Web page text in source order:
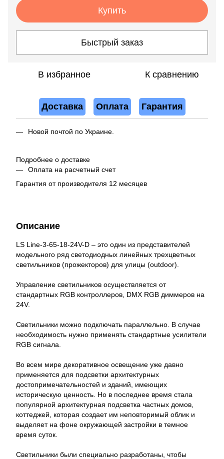
Купить
Быстрый заказ
В избранное К сравнению
Доставка Оплата Гарантия
Новой почтой по Украине.
Подробнее о доставке
Оплата на расчетный счет
Гарантия от производителя 12 месяцев
Описание
LS Line-3-65-18-24V-D – это один из представителей
модельного ряд светодиодных линейных трехцветных
светильников (прожекторов) для улицы (outdoor).
Управление светильников осуществляется от
стандартных RGB контроллеров, DMX RGB диммеров на
24V.
Светильники можно подключать параллельно. В случае
необходимость нужно применять стандартные усилители
RGB сигнала.
Во всем мире декоративное освещение уже давно
применяется для подсветки архитектурных
достопримечательностей и зданий, имеющих
историческую ценность. Но в последнее время стала
популярной архитектурная подсветка частных домов,
коттеджей, которая создает им неповторимый облик и
выделяет на фоне окружающей застройки в темное
время суток.
Светильники были специально разработаны, чтобы